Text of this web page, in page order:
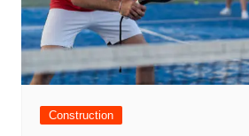
Construction